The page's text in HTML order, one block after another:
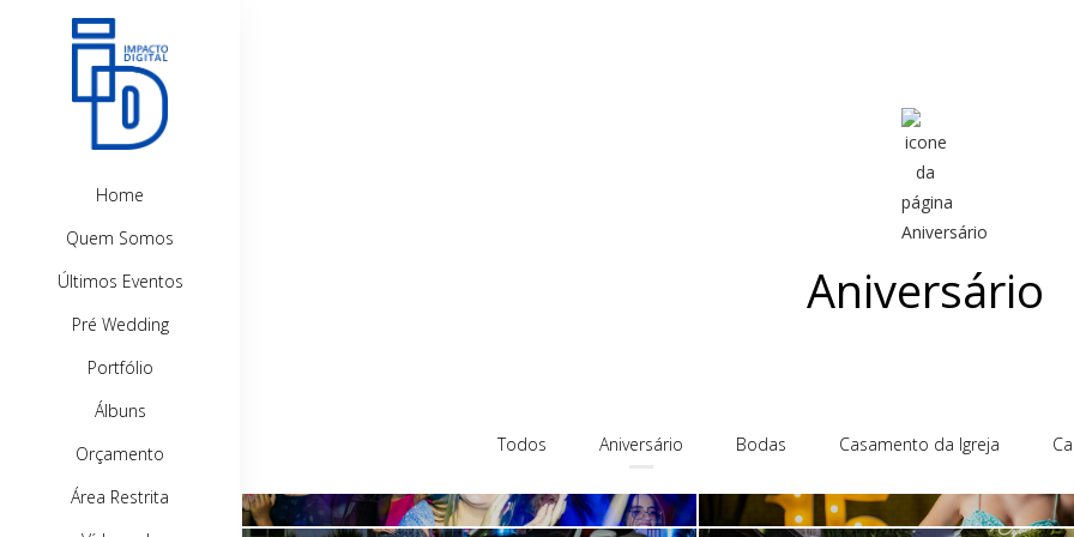
Home
Quem Somos
Últimos Eventos
Pré Wedding
Portfólio
Álbuns
Orçamento
Área Restrita
Aniversário
Todos Aniversário Bodas Casamento da Igreja
15 anos Eduarda
15 anos Naiara
15 Anos Aline
Aniversário 3 aninhos Maria